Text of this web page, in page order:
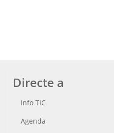
Directe a
Info TIC
Agenda